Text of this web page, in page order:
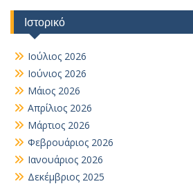
Ιστορικό
Ιούλιος 2026
Ιούνιος 2026
Μάιος 2026
Απρίλιος 2026
Μάρτιος 2026
Φεβρουάριος 2026
Ιανουάριος 2026
Δεκέμβριος 2025